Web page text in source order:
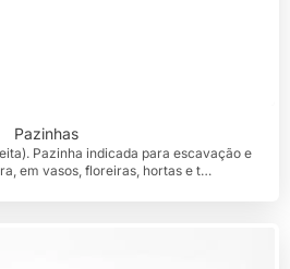
Pazinhas
Pazinha indicada para escavação e
em vasos, floreiras, hortas e t…